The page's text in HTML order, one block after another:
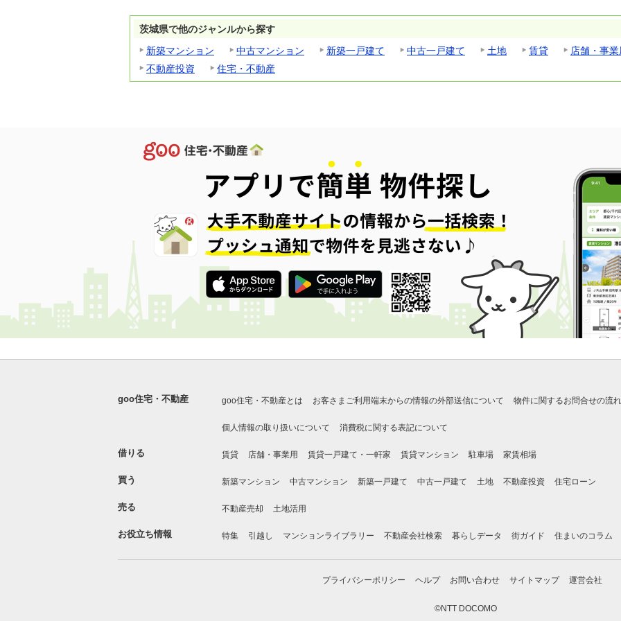
茨城県で他のジャンルから探す
新築マンション
中古マンション 新築一戸建て 中古一戸建て 土地 賃貸
店舗・事業
不動産投資
住宅・不動産
goo住宅・不動産 goo住宅・不動産とは お客さまご利用端末からの情報の外部送信について 物件に関するお問合せの流れ
個人情報の取り扱いについて 消費税に関する表記について
借りる 賃貸 店舗・事業用 賃貸一戸建て・一軒家 賃貸マンション 駐車場 家賃相場
買う 新築マンション 中古マンション 新築一戸建て 中古一戸建て 土地 不動産投資 住宅ローン
売る 不動産売却 土地活用
お役立ち情報 特集 引越し マンションライブラリー 不動産会社検索 暮らしデータ 街ガイド 住まいのコラム
プライバシーポリシー ヘルプ お問い合わせ サイトマップ 運営会社
©NTT DOCOMO